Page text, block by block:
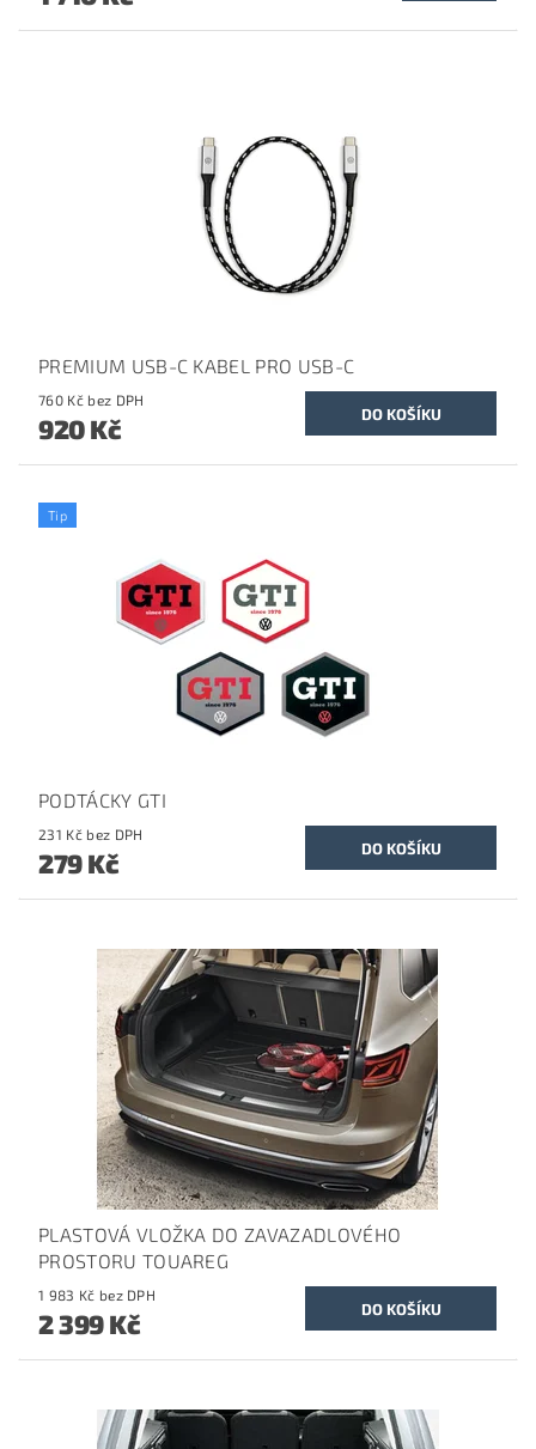
PREMIUM USB-C KABEL PRO USB-C
760 Kč bez DPH
920 Kč
Tip
PODTÁCKY GTI
231 Kč bez DPH
279 Kč
PLASTOVÁ VLOŽKA DO ZAVAZADLOVÉHO
PROSTORU TOUAREG
1 983 Kč bez DPH
2 399 Kč